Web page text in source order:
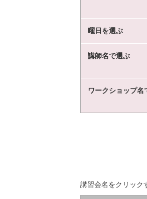
曜日を選ぶ
講師名で選ぶ
ワークショップ名
講習会名をクリック